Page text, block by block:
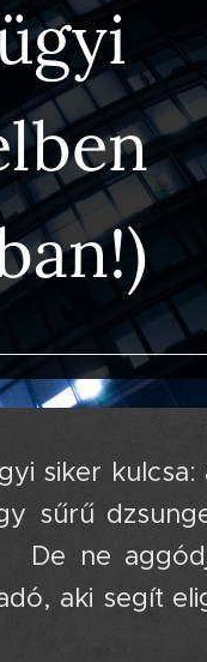
siker kulcsa:
sűrű
De ne
aki segít